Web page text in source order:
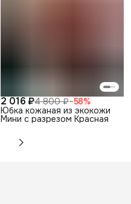
2 016 ₽4 800 ₽−58%
Юбка кожаная из экокожи
Мини с разрезом Красная